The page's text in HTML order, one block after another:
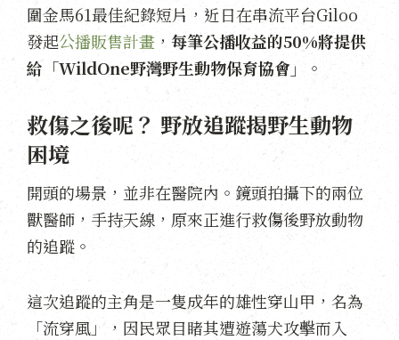
圍金馬61最佳紀錄短片，近日在串流平台Giloo
發起公播販售計畫 ， 每筆公播收益的50%將提供
給「WildOne野灣野生動物保育協會」
。
救傷之後呢？ 野放追蹤揭野生動物
困境
開頭的場景，並非在醫院內。鏡頭拍攝下的兩位
獸醫師，手持天線，原來正進行救傷後野放動物
的追蹤。
這次追蹤的主角是一隻成年的雄性穿山甲，名為
「流穿風」，因民眾目睹其遭遊蕩犬攻擊而入